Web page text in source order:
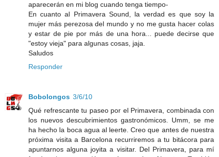
aparecerán en mi blog cuando tenga tiempo-
En cuanto al Primavera Sound, la verdad es que soy la
mujer más perezosa del mundo y no me gusta hacer colas
y estar de pie por más de una hora... puede decirse que
"estoy vieja" para algunas cosas, jaja.
Saludos
Responder
Bobolongos 3/6/10
Qué refrescante tu paseo por el Primavera, combinada con
los nuevos descubrimientos gastronómicos. Umm, se me
ha hecho la boca agua al leerte. Creo que antes de nuestra
próxima visita a Barcelona recurriremos a tu bitácora para
apuntarnos alguna joyita a visitar. Del Primavera, para mí